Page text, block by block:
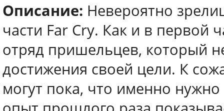
Описание: Невероятно
части Far Cry. Как и в
отряд пришельцев, который
достижения своей цели. К
могут пока, что именно